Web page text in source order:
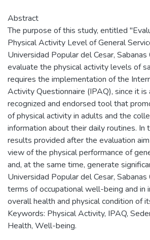
Abstract
The purpose of this study, entitled
Physical Activity Level of General
Universidad Popular del Cesar, Sabanas
evaluate the physical activity levels of
requires the implementation of the
Activity Questionnaire (IPAQ), since it is
recognized and endorsed tool that
of physical activity in adults and the
information about their daily routines. In
results provided after the evaluation
view of the physical performance of
and, at the same time, generate
Universidad Popular del Cesar, Sabanas
terms of occupational well-being and in
overall health and physical condition of
Keywords: Physical Activity, IPAQ,
Health, Well-being.